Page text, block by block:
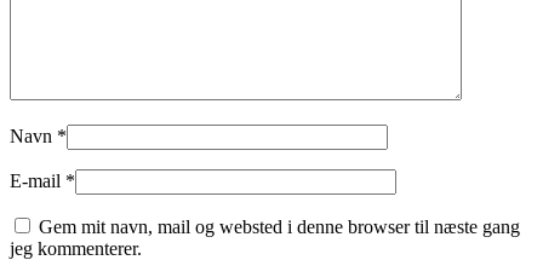
Navn *
E-mail *
Gem mit navn, mail og websted i denne browser til næste gang
jeg kommenterer.